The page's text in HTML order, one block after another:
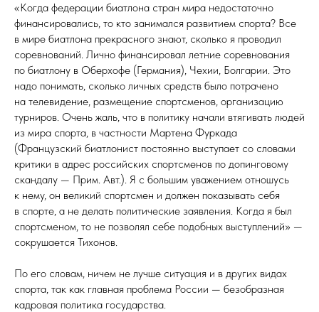
«Когда федерации биатлона стран мира недостаточно
финансировались, то кто занимался развитием спорта? Все
в мире биатлона прекрасного знают, сколько я проводил
соревнований. Лично финансировал летние соревнования
по биатлону в Оберхофе (Германия), Чехии, Болгарии. Это
надо понимать, сколько личных средств было потрачено
на телевидение, размещение спортсменов, организацию
турниров. Очень жаль, что в политику начали втягивать людей
из мира спорта, в частности Мартена Фуркада
(Французский биатлонист постоянно выступает со словами
критики в адрес российских спортсменов по допинговому
скандалу — Прим. Авт.). Я с большим уважением отношусь
к нему, он великий спортсмен и должен показывать себя
в спорте, а не делать политические заявления. Когда я был
спортсменом, то не позволял себе подобных выступлений» —
сокрушается Тихонов.
По его словам, ничем не лучше ситуация и в других видах
спорта, так как главная проблема России — безобразная
кадровая политика государства.